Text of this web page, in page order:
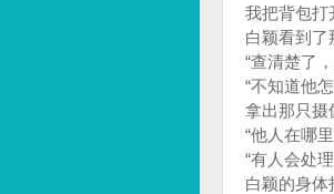
我把背包打
白颖看到了
“查清楚了
“不知道他
拿出那只摄
“他人在哪
“有人会处
白颖的身